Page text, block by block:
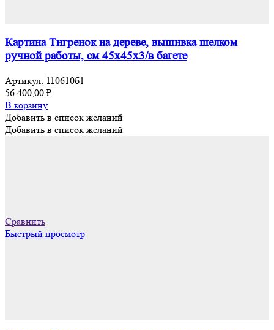
Картина Тигренок на дереве, вышивка шелком
ручной работы, см 45х45х3/в багете
Артикул: 110610б1
56 400,00 ₽
В корзину
Добавить в список желаний
Добавить в список желаний
Сравнить
Быстрый просмотр